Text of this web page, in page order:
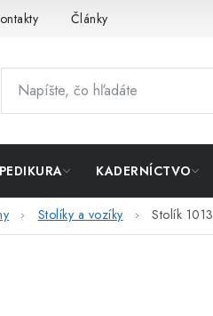
Články
PEDIKURA KADERNÍCTVO
Stolíky a vozíky Stolík 1013